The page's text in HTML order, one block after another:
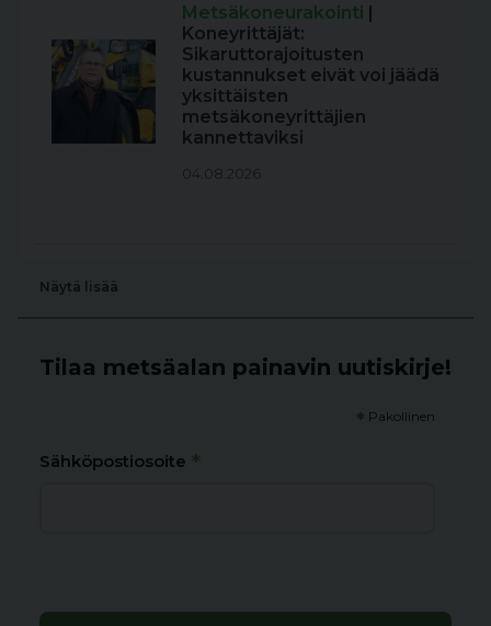
Metsäkoneurakointi |
Koneyrittäjät:
Sikaruttorajoitusten
kustannukset eivät voi jäädä
yksittäisten
metsäkoneyrittäjien
kannettaviksi
04.08.2026
Näytä lisää
Tilaa metsäalan painavin uutiskirje!
* Pakollinen
Sähköpostiosoite *